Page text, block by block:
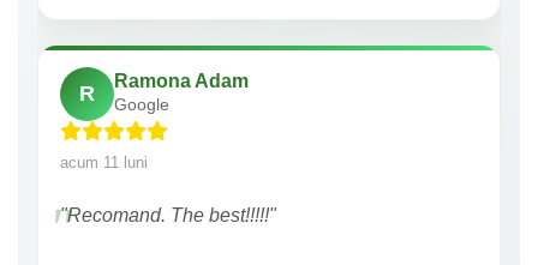
R
Ramona Adam
Google
acum 11 luni
"Recomand. The best!!!!!"